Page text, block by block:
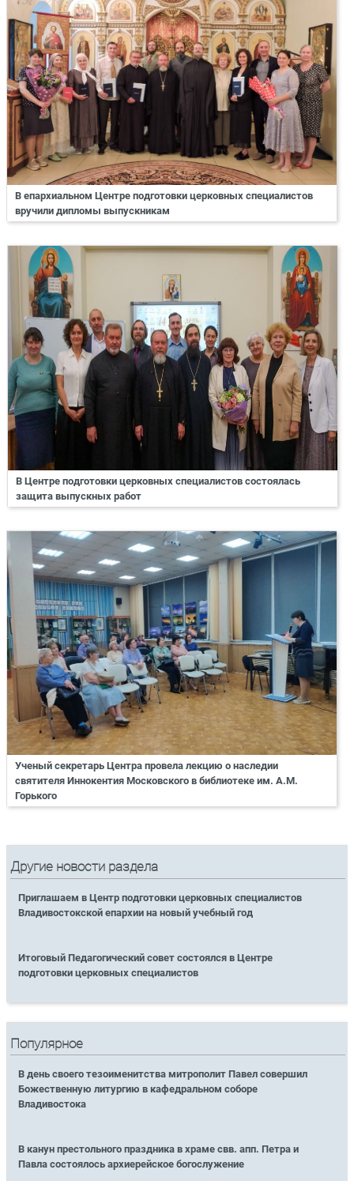
В епархиальном Центре подготовки церковных специалистов
вручили дипломы выпускникам
В Центре подготовки церковных специалистов состоялась
защита выпускных работ
Ученый секретарь Центра провела лекцию о наследии
святителя Иннокентия Московского в библиотеке им. А.М.
Горького
Другие новости раздела
Приглашаем в Центр подготовки церковных специалистов
Владивостокской епархии на новый учебный год
Итоговый Педагогический совет состоялся в Центре
подготовки церковных специалистов
Популярное
В день своего тезоименитства митрополит Павел совершил
Божественную литургию в кафедральном соборе
Владивостока
В канун престольного праздника в храме свв. апп. Петра и
Павла состоялось архиерейское богослужение